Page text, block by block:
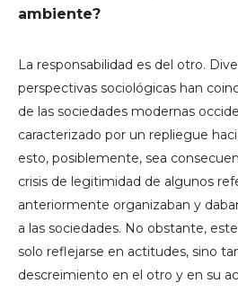
ambiente?
La responsabilidad es del otro.
perspectivas sociológicas han
de las sociedades modernas
caracterizado por un repliegue
esto, posiblemente, sea
crisis de legitimidad de algunos
anteriormente organizaban y
a las sociedades. No obstante,
solo reflejarse en actitudes, sino
descreimiento en el otro y en su